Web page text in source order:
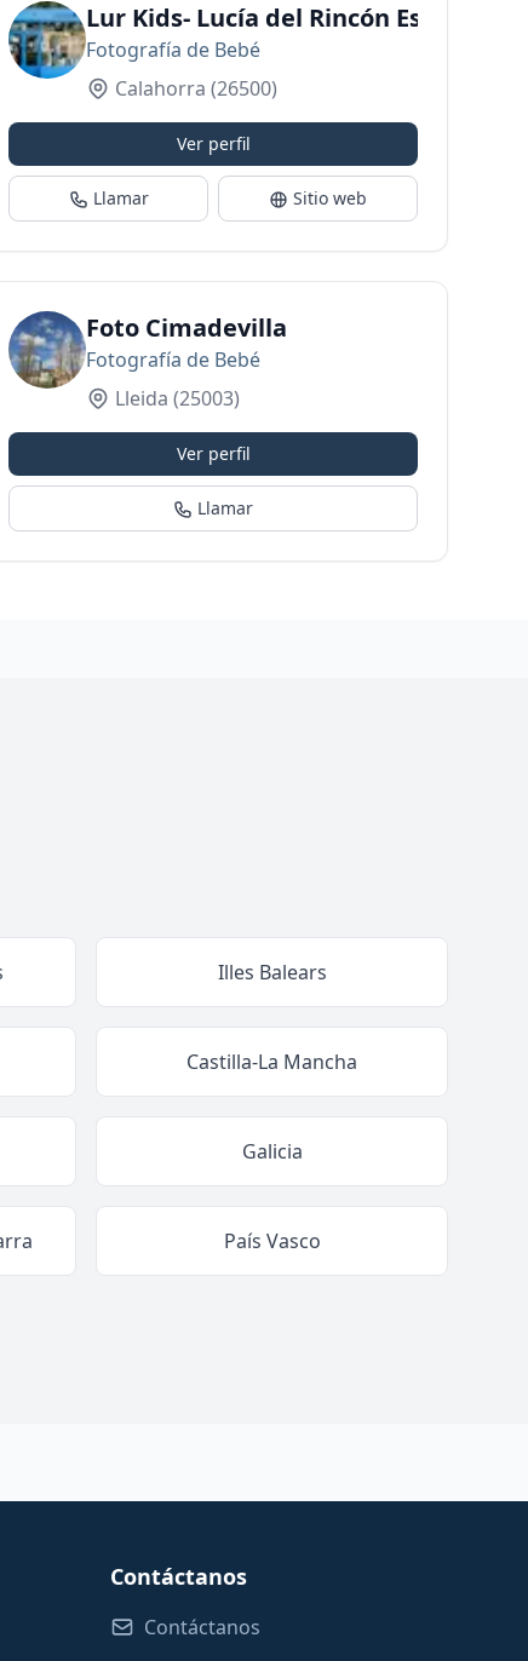
Lur Kids- Lucía del Rincón Estudio
Fotografía de Bebé
Calahorra (26500)
Ver perfil
Llamar Sitio web
Foto Cimadevilla
Fotografía de Bebé
Lleida (25003)
Ver perfil
Llamar
Illes Balears
Castilla-La Mancha
Galicia
País Vasco
Contáctanos
Contáctanos